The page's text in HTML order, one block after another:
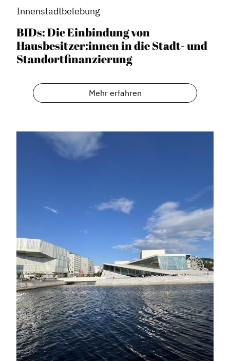
Innenstadtbelebung
BIDs: Die Einbindung von
Hausbesitzer:innen in die Stadt- und
Standortfinanzierung
Mehr erfahren